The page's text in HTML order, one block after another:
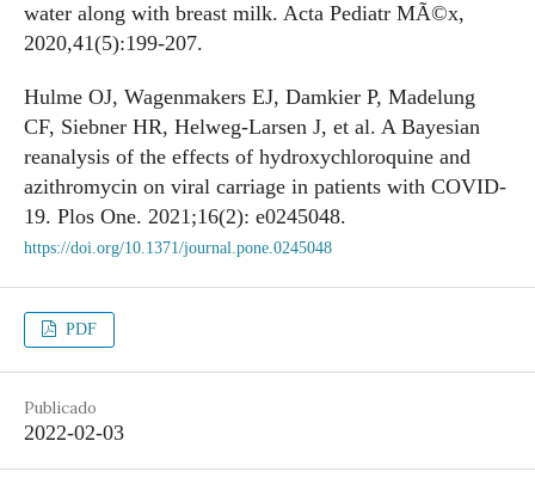
water along with breast milk. Acta Pediatr MÃ©x,
2020,41(5):199-207.
Hulme OJ, Wagenmakers EJ, Damkier P, Madelung
CF, Siebner HR, Helweg-Larsen J, et al. A Bayesian
reanalysis of the effects of hydroxychloroquine and
azithromycin on viral carriage in patients with COVID-
19. Plos One. 2021;16(2): e0245048.
https://doi.org/10.1371/journal.pone.0245048
PDF
Publicado
2022-02-03